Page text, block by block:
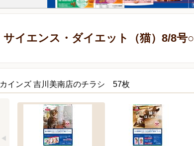
サイエンス・ダイエット（猫）8/8号○
カインズ 吉川美南店のチラシ 57枚